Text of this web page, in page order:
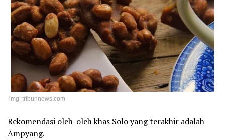
img: tribunnews.com
Rekomendasi oleh-oleh khas Solo yang terakhir adalah
Ampyang.